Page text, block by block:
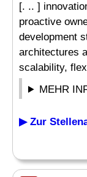
[. .. ]
proactive
development
architectures
scalability,
MEHR
▶ Zur